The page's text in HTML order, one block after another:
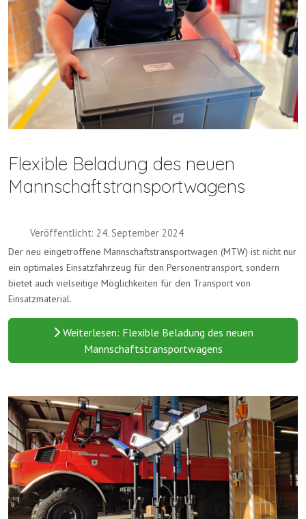
Flexible Beladung des neuen
Mannschaftstransportwagens
Veröffentlicht: 24. September 2024
Der neu eingetroffene Mannschaftstransportwagen (MTW) ist nicht nur
ein optimales Einsatzfahrzeug für den Personentransport, sondern
bietet auch vielseitige Möglichkeiten für den Transport von
Einsatzmaterial.
Weiterlesen: Flexible Beladung des neuen
Mannschaftstransportwagens